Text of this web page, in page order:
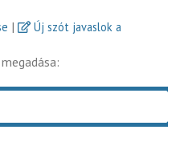
|
Új szót javaslok a